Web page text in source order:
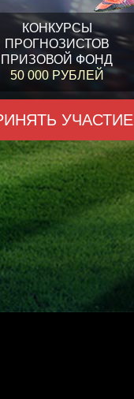
КОНКУРСЫ
ПРОГНОЗИСТОВ
ПРИЗОВОЙ ФОНД
50 000 РУБЛЕЙ
УЧАСТИЕ